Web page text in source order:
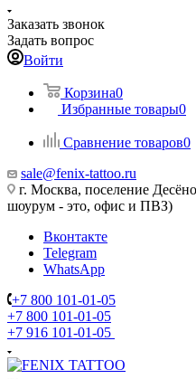
Заказать звонок
Задать вопрос
Войти
Корзина0
Избранные товары0
Сравнение товаров0
sale@fenix-tattoo.ru
г. Москва, поселение
шоурум - это, офис и ПВЗ)
Вконтакте
Telegram
WhatsApp
+7 800 101-01-05
+7 800 101-01-05
+7 916 101-01-05